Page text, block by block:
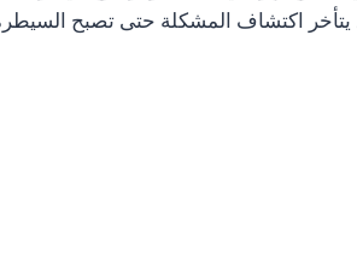
اكتشاف المشكلة حتى تصبح السيطرة